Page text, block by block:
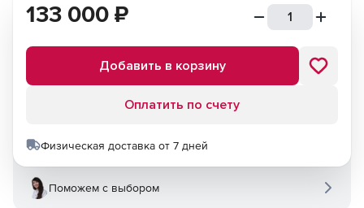
133 000 ₽
Добавить в корзину
Оплатить по счету
Физическая доставка от 7 дней
Поможем с выбором